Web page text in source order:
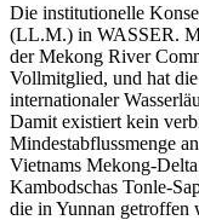
Die institutionelle
(LL.M.) in WASSER.
der Mekong River
Vollmitglied, und hat
internationaler
Damit existiert kein
Mindestabflussmenge
Vietnams Mekong-
Kambodschas Tonle-
die in Yunnan getroffen